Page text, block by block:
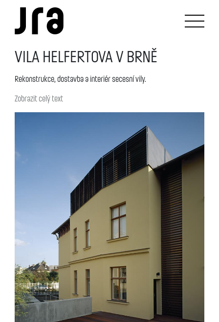
VILA HELFERTOVA V BRNĚ
Rekonstrukce, dostavba a interiér secesní vily.
Zobrazit celý text